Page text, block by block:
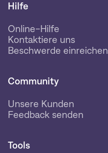
Hilfe
Online-Hilfe
Kontaktiere uns
Beschwerde einreichen
Community
Unsere Kunden
Feedback senden
Tools